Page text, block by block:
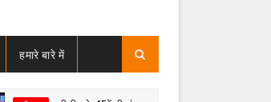
हमारे बारे में